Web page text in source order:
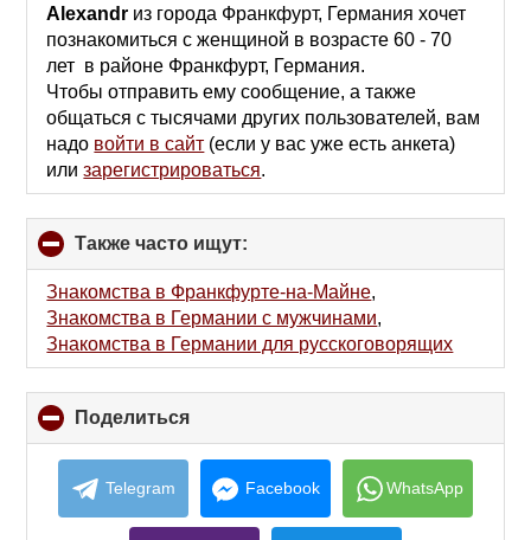
collapse
contents
Alexandr из города Франкфурт, Германия хочет
познакомиться с женщиной в возрасте 60 - 70
лет в районе Франкфурт, Германия.
Чтобы отправить ему сообщение, а также
общаться с тысячами других пользователей, вам
надо войти в сайт (если у вас уже есть анкета)
илизарегистрироваться.
Также часто ищут:
to
collapse
contents
Знакомства в Франкфурте-на-Майне,
Знакомства в Германии с мужчинами,
Знакомства в Германии для русскоговорящих
Поделиться
to
collapse
contents
Telegram Facebook WhatsApp